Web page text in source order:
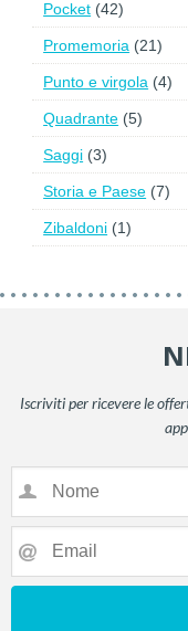
Pocket (42)
Promemoria (21)
Punto e virgola (4)
Quadrante (5)
Saggi (3)
Storia e Paese (7)
Zibaldoni (1)
Iscriviti per ricevere le